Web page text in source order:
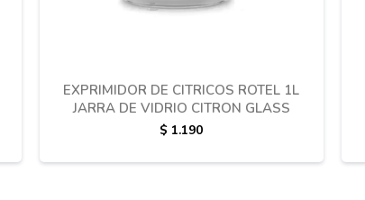
EXPRIMIDOR DE CITRICOS ROTEL 1L
JARRA DE VIDRIO CITRON GLASS
$ 1.190